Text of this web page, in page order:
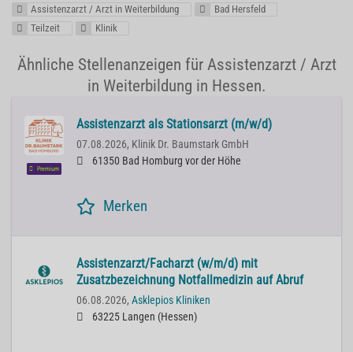
Assistenzarzt / Arzt in Weiterbildung
Bad Hersfeld
Teilzeit
Klinik
Ähnliche Stellenanzeigen für Assistenzarzt / Arzt
in Weiterbildung in Hessen.
Premium
Assistenzarzt als Stationsarzt (m/w/d)
07.08.2026, Klinik Dr. Baumstark GmbH
61350 Bad Homburg vor der Höhe
Merken
Assistenzarzt/Facharzt (w/m/d) mit
Zusatzbezeichnung Notfallmedizin auf Abruf
06.08.2026, Asklepios Kliniken
63225 Langen (Hessen)